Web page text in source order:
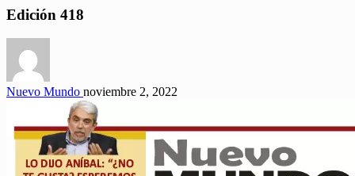
Edición 418
Nuevo Mundo noviembre 2, 2022